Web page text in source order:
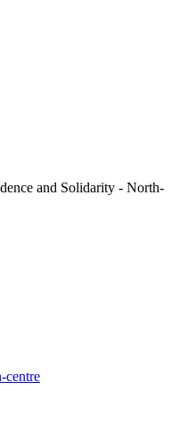
and Solidarity - North-
centre